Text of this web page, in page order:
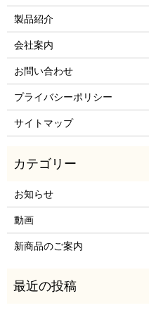
製品紹介
会社案内
お問い合わせ
プライバシーポリシー
サイトマップ
お知らせ
動画
新商品のご案内